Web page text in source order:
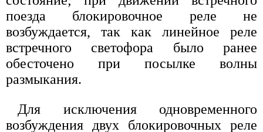
поезда блокировочное реле не
возбуждается, так как линейное реле
встречного светофора было ранее
обесточено при посылке волны
размыкания.
Для исключения одновременного
возбуждения двух блокировочных реле